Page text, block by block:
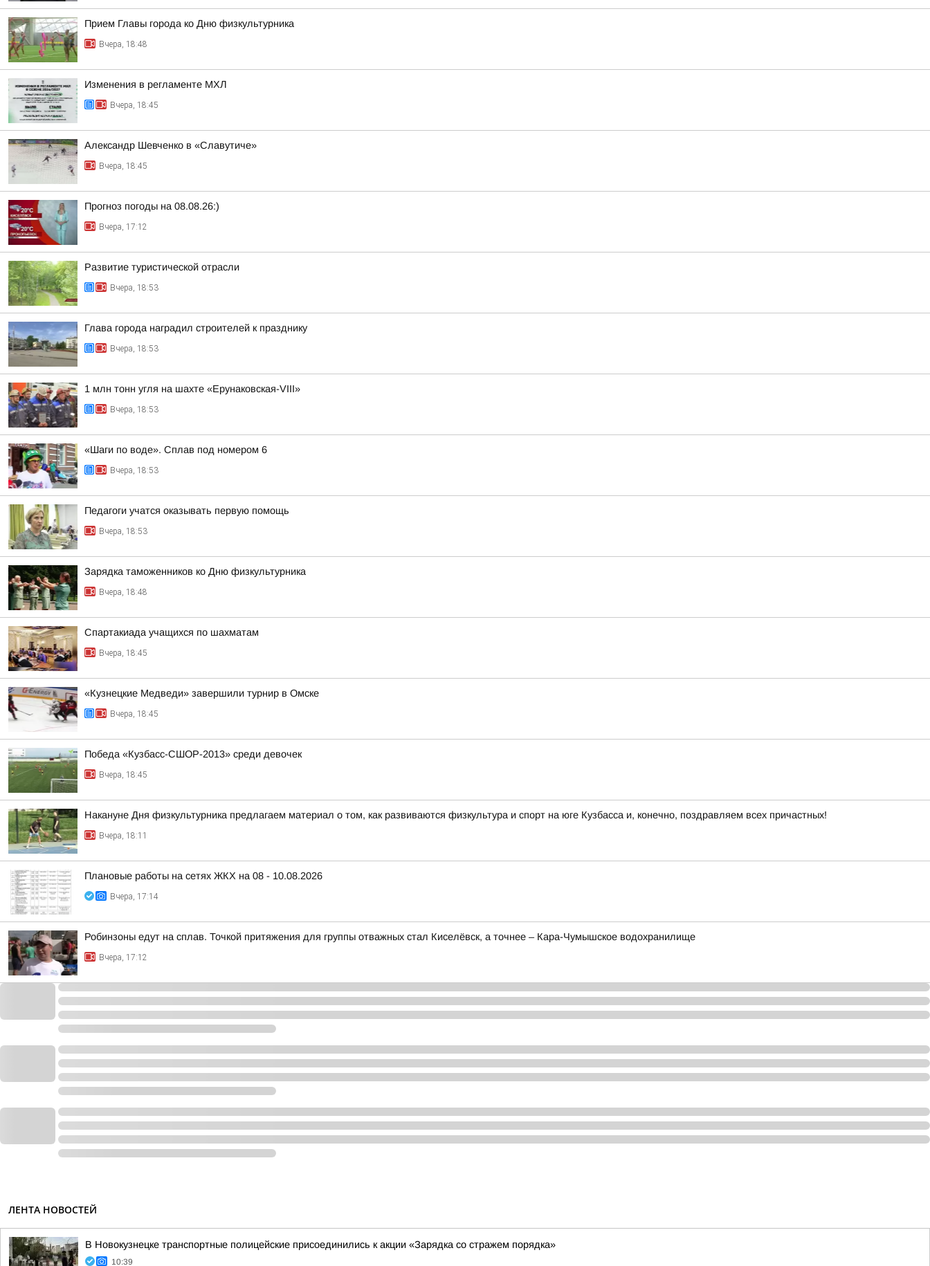
Прием Главы города ко Дню физкультурника
Вчера, 18:48
Изменения в регламенте МХЛ
Вчера, 18:45
Александр Шевченко в «Славутиче»
Вчера, 18:45
Прогноз погоды на 08.08.26:)
Вчера, 17:12
Развитие туристической отрасли
Вчера, 18:53
Глава города наградил строителей к празднику
Вчера, 18:53
1 млн тонн угля на шахте «Ерунаковская-VIII»
Вчера, 18:53
«Шаги по воде». Сплав под номером 6
Вчера, 18:53
Педагоги учатся оказывать первую помощь
Вчера, 18:53
Зарядка таможенников ко Дню физкультурника
Вчера, 18:48
Спартакиада учащихся по шахматам
Вчера, 18:45
«Кузнецкие Медведи» завершили турнир в Омске
Вчера, 18:45
Победа «Кузбасс-СШОР-2013» среди девочек
Вчера, 18:45
Накануне Дня физкультурника предлагаем материал о том, как развиваются физкультура и спорт на юге Кузбасса и, конечно, поздравляем всех причастных!
Вчера, 18:11
Плановые работы на сетях ЖКХ на 08 - 10.08.2026
Вчера, 17:14
Робинзоны едут на сплав. Точкой притяжения для группы отважных стал Киселёвск, а точнее – Кара-Чумышское водохранилище
Вчера, 17:12
ЛЕНТА НОВОСТЕЙ
В Новокузнецке транспортные полицейские присоединились к акции «Зарядка со стражем порядка»
10:39